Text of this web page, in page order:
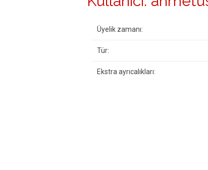
Üyelik zamanı:
Tür:
Ekstra ayrıcalıkları: